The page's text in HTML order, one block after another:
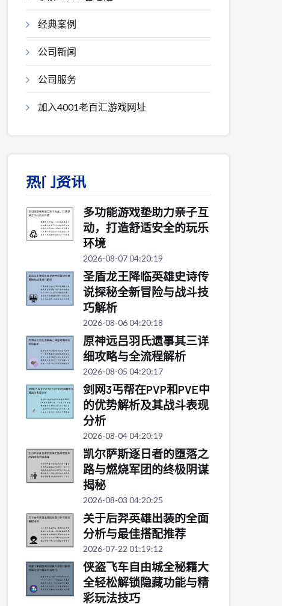
经典案例
公司新闻
公司服务
加入4001老百汇游戏网址
热门资讯
多功能游戏垫助力亲子互
动，打造舒适安全的玩乐
环境
2026-08-07 04:20:19
圣盾龙王降临英雄史诗传
说探秘全新冒险与战斗技
巧解析
2026-08-06 04:20:18
原神远吕羽氏遗事其三详
细攻略与全流程解析
2026-08-05 04:20:17
剑网3丐帮在PVP和PVE中
的优势解析及其战斗表现
分析
2026-08-04 04:20:19
凯尔萨斯逐日者的堕落之
路与燃烧军团的终极阴谋
揭秘
2026-08-03 04:20:25
关于后羿英雄出装的全面
分析与最佳搭配推荐
2026-07-22 01:19:12
侠盗飞车自由城全秘籍大
全轻松解锁隐藏功能与精
彩玩法技巧